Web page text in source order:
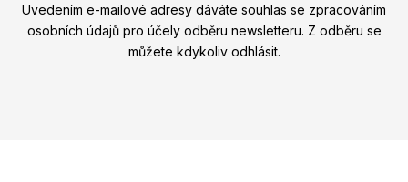
Uvedením e-mailové adresy dáváte souhlas se zpracováním
osobních údajů pro účely odběru newsletteru. Z odběru se
můžete kdykoliv odhlásit.